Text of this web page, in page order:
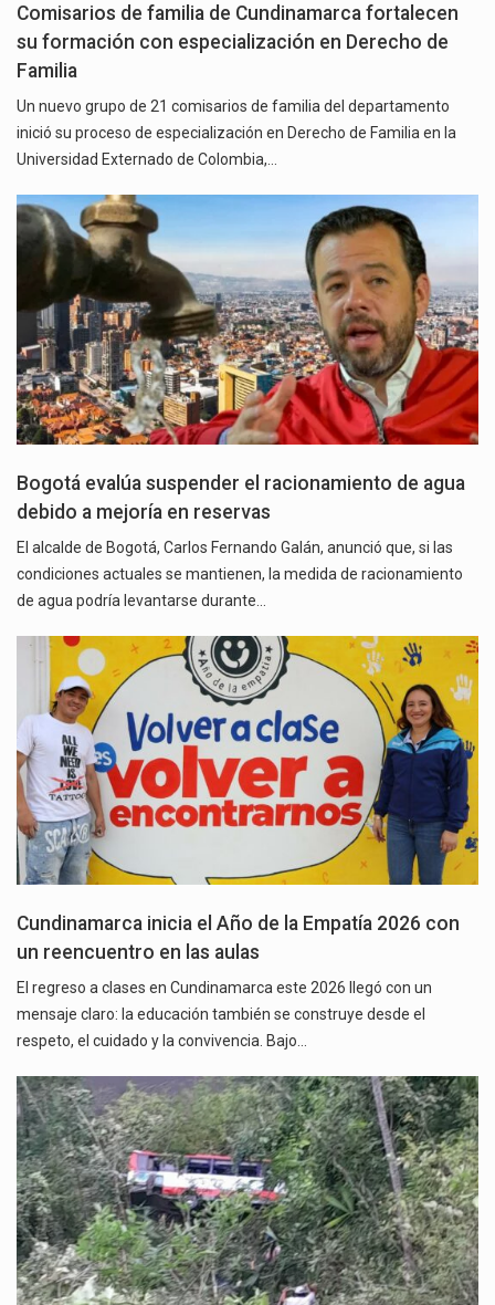
Comisarios de familia de Cundinamarca fortalecen
su formación con especialización en Derecho de
Familia
Un nuevo grupo de 21 comisarios de familia del departamento
inició su proceso de especialización en Derecho de Familia en la
Universidad Externado de Colombia,…
Bogotá evalúa suspender el racionamiento de agua
debido a mejoría en reservas
El alcalde de Bogotá, Carlos Fernando Galán, anunció que, si las
condiciones actuales se mantienen, la medida de racionamiento
de agua podría levantarse durante…
Cundinamarca inicia el Año de la Empatía 2026 con
un reencuentro en las aulas
El regreso a clases en Cundinamarca este 2026 llegó con un
mensaje claro: la educación también se construye desde el
respeto, el cuidado y la convivencia. Bajo…